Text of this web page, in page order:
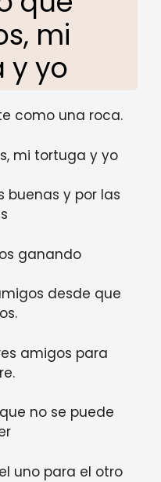
mi
y yo
como una roca.
mi tortuga y yo
buenas y por las
ganando
desde que
amigos para
no se puede
uno para el otro